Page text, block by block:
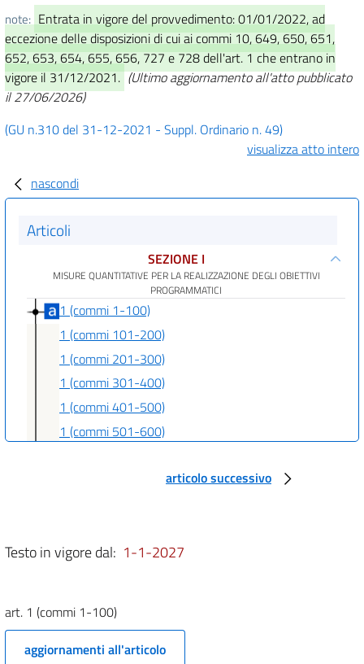
note: Entrata in vigore del provvedimento: 01/01/2022, ad
eccezione delle disposizioni di cui ai commi 10, 649, 650, 651,
652, 653, 654, 655, 656, 727 e 728 dell'art. 1 che entrano in
vigore il 31/12/2021. (Ultimo aggiornamento all'atto pubblicato
il 27/06/2026)
(GU n.310 del 31-12-2021 - Suppl. Ordinario n. 49)
visualizza atto intero
nascondi
Articoli
SEZIONE I
MISURE QUANTITATIVE PER LA REALIZZAZIONE DEGLI OBIETTIVI
PROGRAMMATICI
1 (commi 1-100)
1 (commi 101-200)
1 (commi 201-300)
1 (commi 301-400)
1 (commi 401-500)
1 (commi 501-600)
1 (commi 1001-1013)
2
3
articolo successivo
Testo in vigore dal: 1-1-2027
art. 1 (commi 1-100)
aggiornamenti all'articolo